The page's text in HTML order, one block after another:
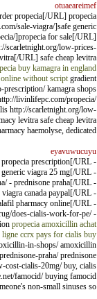
otuaeareimef
propecia[/URL] propecia
sale-viagra/]safe generic
]propecia for sale[/URL]
scarletnight.org/low-prices-
URL] safe cheap levitra
buy kamagra in england
without scriptgradient
kamagra shops
livinlifepc.com/propecia/
http://scarletnight.org/low-
levitra safe cheap levitra
haemolyse, dedicated.
eyavuwucuyu
prescription[/URL -
viagra 25 mg[/URL -
- prednisone praha[/URL -
canada paypal[/URL -
pharmacy online[/URL -
does-cialis-work-for-pe/ -
propecia amoxicillin achat
ligne ccrx pays for cialis buy
in-shops/ amoxicillin
praha/ prednisone
cost-cialis-20mg/ buy, cialis
famocid/ buying famocid
non-small sinuses so.